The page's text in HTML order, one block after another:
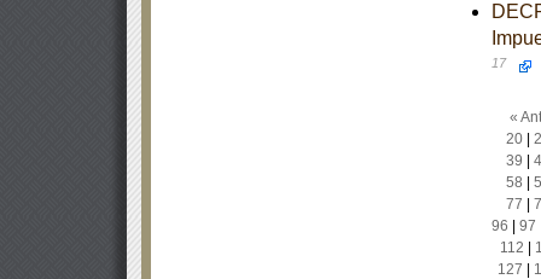
17
«
20|
39
58
77
96
97
112
127